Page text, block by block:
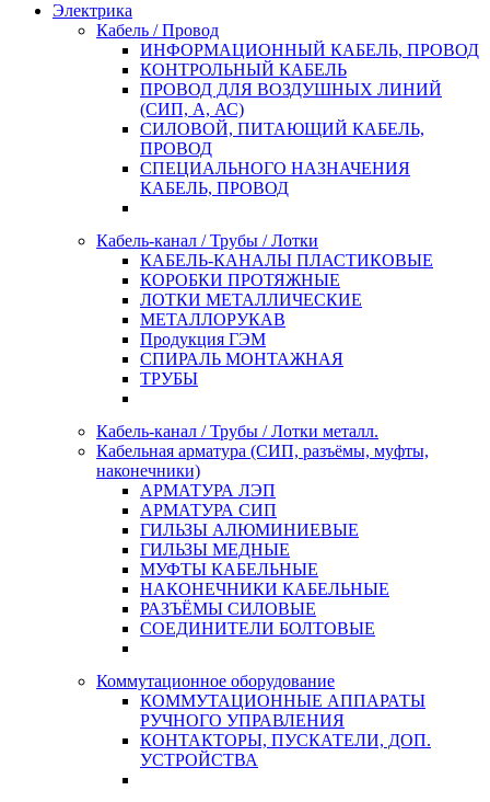
Электрика
Кабель / Провод
ИНФОРМАЦИОННЫЙ КАБЕЛЬ, ПРОВОД
КОНТРОЛЬНЫЙ КАБЕЛЬ
ПРОВОД ДЛЯ ВОЗДУШНЫХ ЛИНИЙ
(СИП, А, АС)
СИЛОВОЙ, ПИТАЮЩИЙ КАБЕЛЬ,
ПРОВОД
СПЕЦИАЛЬНОГО НАЗНАЧЕНИЯ
КАБЕЛЬ, ПРОВОД
Кабель-канал / Трубы / Лотки
КАБЕЛЬ-КАНАЛЫ ПЛАСТИКОВЫЕ
КОРОБКИ ПРОТЯЖНЫЕ
ЛОТКИ МЕТАЛЛИЧЕСКИЕ
МЕТАЛЛОРУКАВ
Продукция ГЭМ
СПИРАЛЬ МОНТАЖНАЯ
ТРУБЫ
Кабель-канал / Трубы / Лотки металл.
Кабельная арматура (СИП, разъёмы, муфты,
наконечники)
АРМАТУРА ЛЭП
АРМАТУРА СИП
ГИЛЬЗЫ АЛЮМИНИЕВЫЕ
ГИЛЬЗЫ МЕДНЫЕ
МУФТЫ КАБЕЛЬНЫЕ
НАКОНЕЧНИКИ КАБЕЛЬНЫЕ
РАЗЪЁМЫ СИЛОВЫЕ
СОЕДИНИТЕЛИ БОЛТОВЫЕ
Коммутационное оборудование
КОММУТАЦИОННЫЕ АППАРАТЫ
РУЧНОГО УПРАВЛЕНИЯ
КОНТАКТОРЫ, ПУСКАТЕЛИ, ДОП.
УСТРОЙСТВА